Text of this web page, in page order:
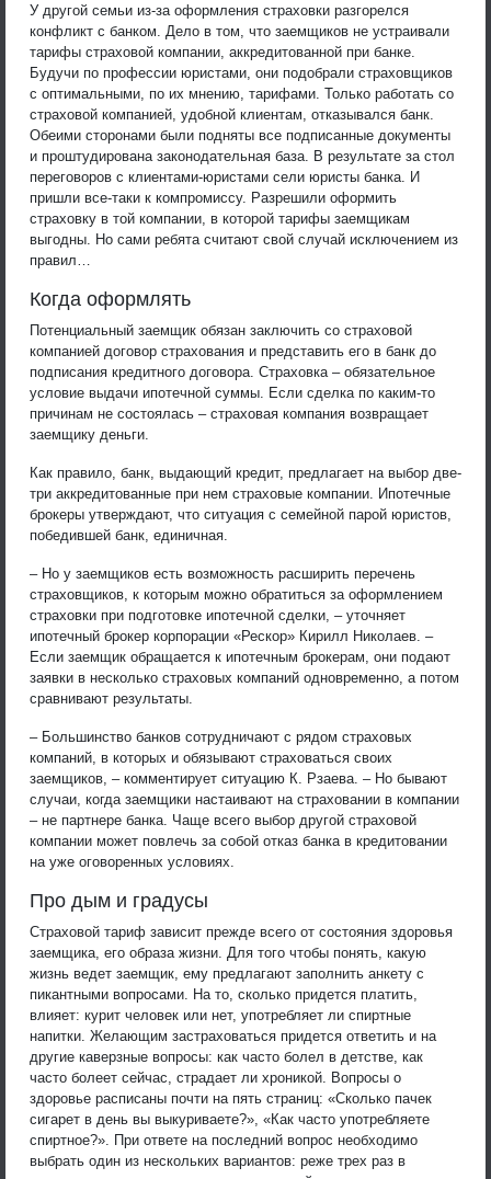
У другой семьи из-за оформления страховки разгорелся
конфликт с банком. Дело в том, что заемщиков не устраивали
тарифы страховой компании, аккредитованной при банке.
Будучи по профессии юристами, они подобрали страховщиков
с оптимальными, по их мнению, тарифами. Только работать со
страховой компанией, удобной клиентам, отказывался банк.
Обеими сторонами были подняты все подписанные документы
и проштудирована законодательная база. В результате за стол
переговоров с клиентами-юристами сели юристы банка. И
пришли все-таки к компромиссу. Разрешили оформить
страховку в той компании, в которой тарифы заемщикам
выгодны. Но сами ребята считают свой случай исключением из
правил…
Когда оформлять
Потенциальный заемщик обязан заключить со страховой
компанией договор страхования и представить его в банк до
подписания кредитного договора. Страховка – обязательное
условие выдачи ипотечной суммы. Если сделка по каким-то
причинам не состоялась – страховая компания возвращает
заемщику деньги.
Как правило, банк, выдающий кредит, предлагает на выбор две-
три аккредитованные при нем страховые компании. Ипотечные
брокеры утверждают, что ситуация с семейной парой юристов,
победившей банк, единичная.
– Но у заемщиков есть возможность расширить перечень
страховщиков, к которым можно обратиться за оформлением
страховки при подготовке ипотечной сделки, – уточняет
ипотечный брокер корпорации «Рескор» Кирилл Николаев. –
Если заемщик обращается к ипотечным брокерам, они подают
заявки в несколько страховых компаний одновременно, а потом
сравнивают результаты.
– Большинство банков сотрудничают с рядом страховых
компаний, в которых и обязывают страховаться своих
заемщиков, – комментирует ситуацию К. Рзаева. – Но бывают
случаи, когда заемщики настаивают на страховании в компании
– не партнере банка. Чаще всего выбор другой страховой
компании может повлечь за собой отказ банка в кредитовании
на уже оговоренных условиях.
Про дым и градусы
Страховой тариф зависит прежде всего от состояния здоровья
заемщика, его образа жизни. Для того чтобы понять, какую
жизнь ведет заемщик, ему предлагают заполнить анкету с
пикантными вопросами. На то, сколько придется платить,
влияет: курит человек или нет, употребляет ли спиртные
напитки. Желающим застраховаться придется ответить и на
другие каверзные вопросы: как часто болел в детстве, как
часто болеет сейчас, страдает ли хроникой. Вопросы о
здоровье расписаны почти на пять страниц: «Сколько пачек
сигарет в день вы выкуриваете?», «Как часто употребляете
спиртное?». При ответе на последний вопрос необходимо
выбрать один из нескольких вариантов: реже трех раз в